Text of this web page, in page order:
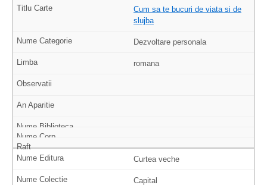
Cum sa te bucuri de viata si de
slujba
Dezvoltare personala
romana
Curtea veche
Capital